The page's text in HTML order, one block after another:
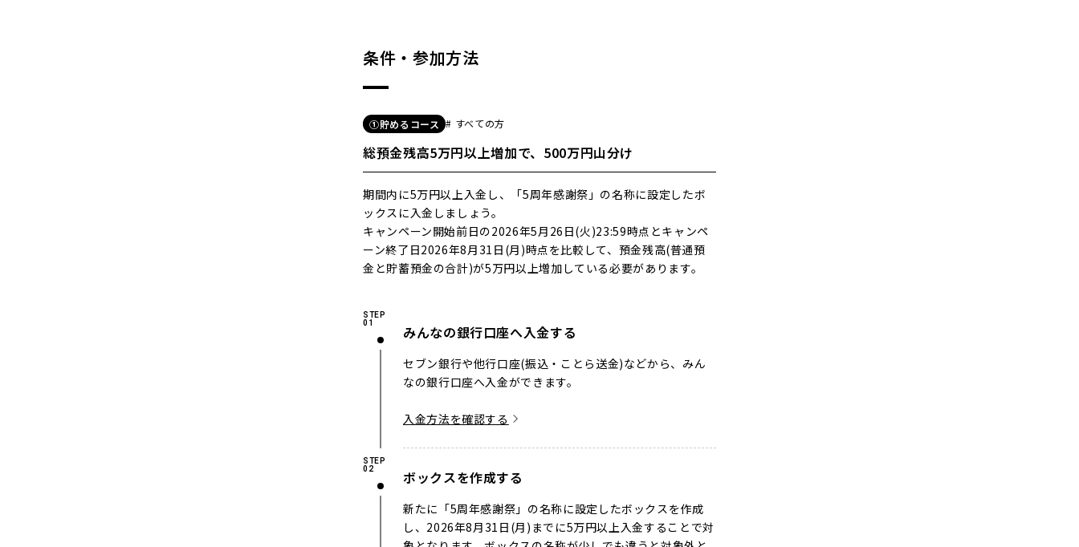
条件・参加方法
①貯めるコース # すべての方
総預金残高5万円以上増加で、500万円山分け
期間内に5万円以上入金し、「5周年感謝祭」の名称に設定したボ
ックスに入金しましょう。
キャンペーン開始前日の2026年5月26日(火)23:59時点とキャンペ
ーン終了日2026年8月31日(月)時点を比較して、預金残高(普通預
金と貯蓄預金の合計)が5万円以上増加している必要があります。
STEP
01
みんなの銀行口座へ入金する
セブン銀行や他行口座(振込・ことら送金)などから、みん
なの銀行口座へ入金ができます。
入金方法を確認する
STEP
02
ボックスを作成する
新たに「5周年感謝祭」の名称に設定したボックスを作成
し、2026年8月31日(月)までに5万円以上入金することで対